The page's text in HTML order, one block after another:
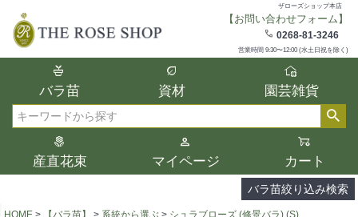
ザローズショップ本店
【お問い合わせフォーム】
0268-81-3246
営業時間 9:30〜12:00 (水土日祝を除く)
バラ苗 資材 園芸雑貨
産直花束 マイページ カート
バラ苗絞り込み検索
在庫
在庫ありのみ表示
検索
複数の条件を選択して絞り込み検索が可能
選択した項目全てに該当する品種のみ検索
結果に表示されます。
タイプ、カラー、ブランドなどは1つずつ選
択してください。
HOME 【バラ苗】 系統から選ぶ
シュラブローズ (修景バラ) (S)